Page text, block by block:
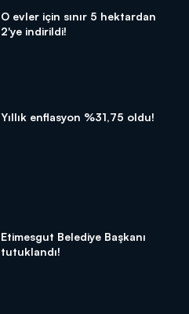
O evler için sınır 5 hektardan
2'ye indirildi!
Yıllık enflasyon %31,75 oldu!
Etimesgut Belediye Başkanı
tutuklandı!